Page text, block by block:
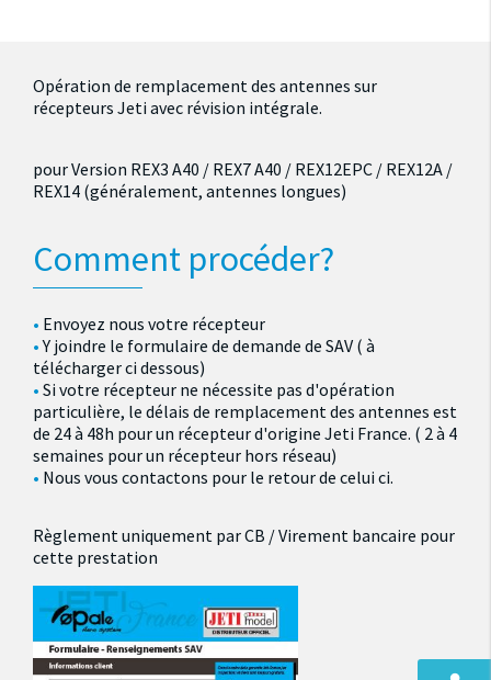
Opération de remplacement des antennes sur
récepteurs Jeti avec révision intégrale.
pour Version REX3 A40 / REX7 A40 / REX12EPC / REX12A /
REX14 (généralement, antennes longues)
Comment procéder?
Envoyez nous votre récepteur
Y joindre le formulaire de demande de SAV ( à
télécharger ci dessous)
Si votre récepteur ne nécessite pas d'opération
particulière, le délais de remplacement des antennes est
de 24 à 48h pour un récepteur d'origine Jeti France. ( 2 à 4
semaines pour un récepteur hors réseau)
Nous vous contactons pour le retour de celui ci.
Règlement uniquement par CB / Virement bancaire pour
cette prestation